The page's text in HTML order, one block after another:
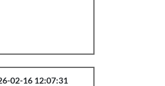
02-16 12:07:31